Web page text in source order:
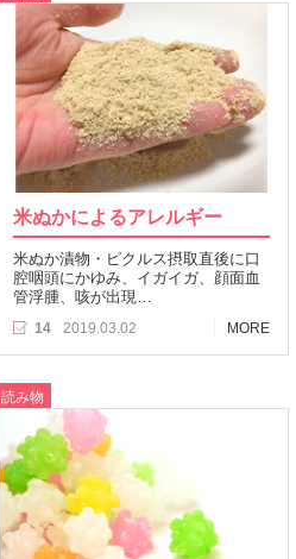
米ぬかによるアレルギー
米ぬか漬物・ピクルス摂取直後に口
腔咽頭にかゆみ、イガイガ、顔面血
管浮腫、咳が出現…
14 2019.03.02
MORE
読み物